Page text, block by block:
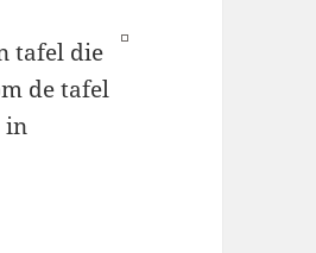
tafel die
de tafel
in